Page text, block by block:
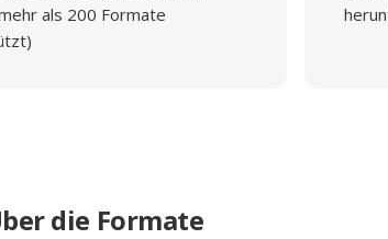
als 200 Formate
die Formate